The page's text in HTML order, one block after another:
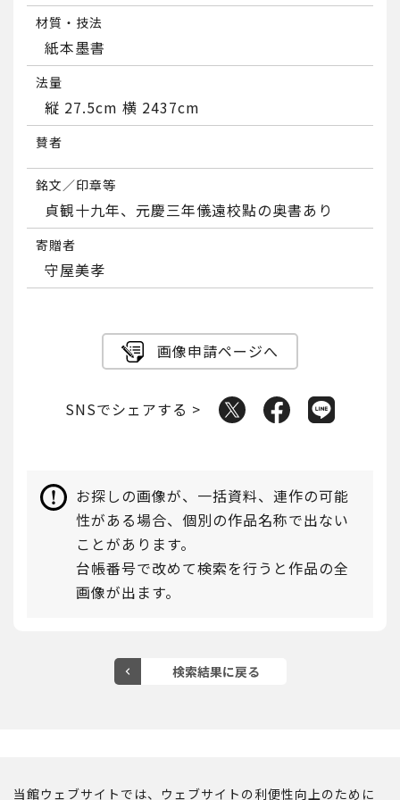
材質・技法
紙本墨書
法量
縦 27.5cm 横 2437cm
賛者
銘文／印章等
貞観十九年、元慶三年儀遠校點の奥書あり
寄贈者
守屋美孝
画像申請ページへ
SNSでシェアする >
お探しの画像が、一括資料、連作の可能
性がある場合、個別の作品名称で出ない
ことがあります。
台帳番号で改めて検索を行うと作品の全
画像が出ます。
サイトポリシー
ご意見・ご感想
当館ウェブサイトでは、ウェブサイトの利便性向上のために